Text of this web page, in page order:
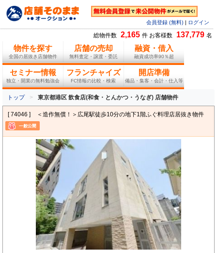
会員登録 (無料) ログイン
総物件数 2,165 件 お客様数 137,779 名
物件を探す
全国の居抜き店舗物件
店舗の売却
無料査定・譲渡・委託
融資・借入
融資成功率90％超
セミナー情報
独立・開業の無料勉強会
フランチャイズ
FC情報の比較・検索
開店準備
備品・集客・会計・仕入等
トップ 東京都港区 飲食店(和食・とんかつ・うなぎ) 店舗物件
[ 74046 ] ＜造作無償！＞広尾駅徒歩10分の地下1階ふぐ料理店居抜き物件